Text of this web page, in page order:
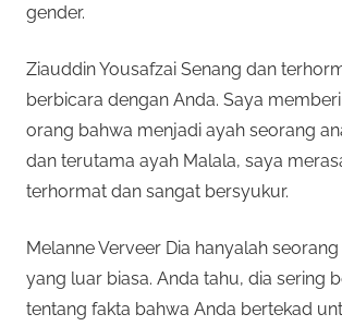
gender.
Ziauddin Yousafzai Senang dan
berbicara dengan Anda. Saya
orang bahwa menjadi ayah seorang
dan terutama ayah Malala, saya
terhormat dan sangat bersyukur.
Melanne Verveer Dia hanyalah
yang luar biasa. Anda tahu, dia sering
tentang fakta bahwa Anda bertekad